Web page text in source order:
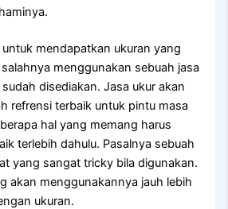
mendapatkan ukuran yang
menggunakan sebuah jasa
disediakan. Jasa ukur akan
refrensi terbaik untuk pintu masa
hal yang memang harus
terlebih dahulu. Pasalnya sebuah
yang sangat tricky bila digunakan.
akan menggunakannya jauh lebih
ukuran.